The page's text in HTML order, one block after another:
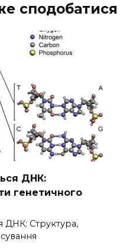
сподобатися
ДНК:
генетичного
ДНК: Структура,